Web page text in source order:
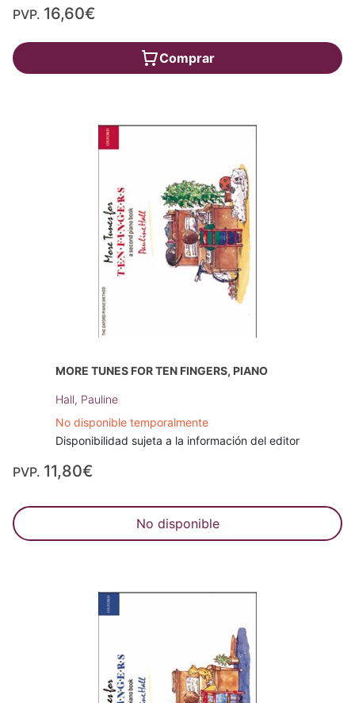
PVP. 16,60€
Comprar
MORE TUNES FOR TEN FINGERS, PIANO
Hall, Pauline
No disponible temporalmente
Disponibilidad sujeta a la información del editor
PVP. 11,80€
No disponible